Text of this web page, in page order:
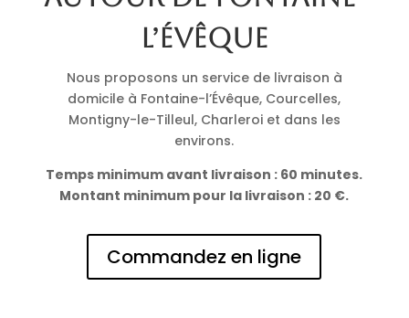
l’Évêque
Nous proposons un service de livraison à
domicile à Fontaine-l’Évêque, Courcelles,
Montigny-le-Tilleul, Charleroi et dans les
environs.
Temps minimum avant livraison : 60 minutes.
Montant minimum pour la livraison : 20 €.
Commandez en ligne